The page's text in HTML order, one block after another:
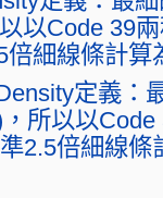
以Code 39
倍細線條計算
定義：
所以以
2.5倍細線條